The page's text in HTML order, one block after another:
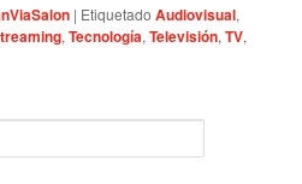
| Etiquetado Audiovisual,
,Tecnología,Televisión,TV,